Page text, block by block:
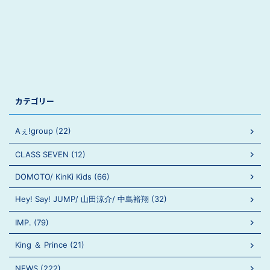
カテゴリー
Aぇ!group (22)
CLASS SEVEN (12)
DOMOTO/ KinKi Kids (66)
Hey! Say! JUMP/ 山田涼介/ 中島裕翔 (32)
IMP. (79)
King ＆ Prince (21)